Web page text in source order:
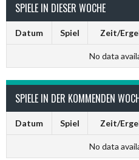
SPIELE IN DIESER WOCHE
Datum Spiel Zeit/
No data
SPIELE IN DER KOMMENDEN
Datum Spiel Zeit/
No data